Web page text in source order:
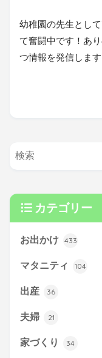
幼稚園の先生とし
て奮闘中です！あ
つ情報を発信します
カテゴリー
お出かけ 433
マタニティ 104
出産 36
夫婦 21
家づくり 34